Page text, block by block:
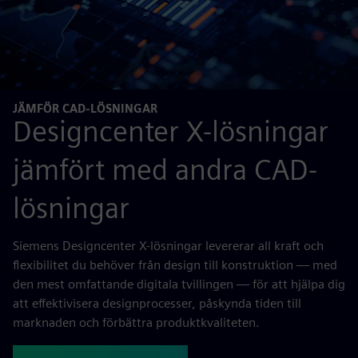
JÄMFÖR CAD-LÖSNINGAR
Designcenter X-lösningar
jämfört med andra CAD-
lösningar
Siemens Designcenter X-lösningar levererar all kraft och
flexibilitet du behöver från design till konstruktion — med
den mest omfattande digitala tvillingen — för att hjälpa dig
att effektivisera designprocesser, påskynda tiden till
marknaden och förbättra produktkvaliteten.